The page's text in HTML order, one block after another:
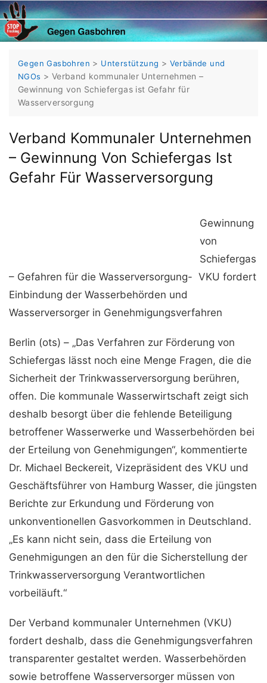
Skip
to
content
Gegen Gasbohren > Unterstützung > Verbände und
NGOs > Verband kommunaler Unternehmen –
Gewinnung von Schiefergas ist Gefahr für
Wasserversorgung
Verband Kommunaler Unternehmen
– Gewinnung Von Schiefergas Ist
Gefahr Für Wasserversorgung
Gewinnung
von
Schiefergas
– Gefahren für die Wasserversorgung- VKU fordert
Einbindung der Wasserbehörden und
Wasserversorger in Genehmigungsverfahren
Berlin (ots) – „Das Verfahren zur Förderung von
Schiefergas lässt noch eine Menge Fragen, die die
Sicherheit der Trinkwasserversorgung berühren,
offen. Die kommunale Wasserwirtschaft zeigt sich
deshalb besorgt über die fehlende Beteiligung
betroffener Wasserwerke und Wasserbehörden bei
der Erteilung von Genehmigungen“, kommentierte
Dr. Michael Beckereit, Vizepräsident des VKU und
Geschäftsführer von Hamburg Wasser, die jüngsten
Berichte zur Erkundung und Förderung von
unkonventionellen Gasvorkommen in Deutschland.
„Es kann nicht sein, dass die Erteilung von
Genehmigungen an den für die Sicherstellung der
Trinkwasserversorgung Verantwortlichen
vorbeiläuft.“
Der Verband kommunaler Unternehmen (VKU)
fordert deshalb, dass die Genehmigungsverfahren
transparenter gestaltet werden. Wasserbehörden
sowie betroffene Wasserversorger müssen von